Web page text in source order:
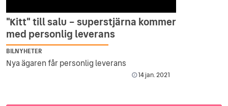
"Kitt" till salu – superstjärna kommer
med personlig leverans
BILNYHETER
Nya ägaren får personlig leverans
14 jan. 2021